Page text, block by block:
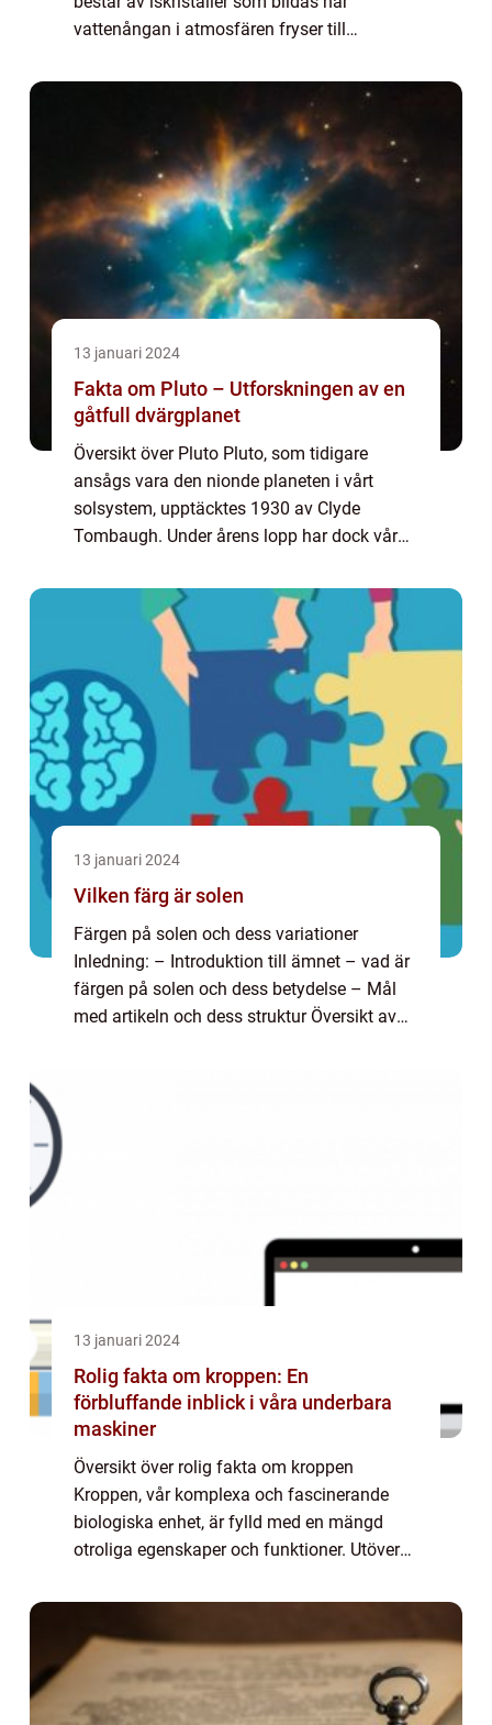
vattenångan i atmosfären fryser till
har fascinerat människor i århundraden och
13 januari 2024
Fakta om Pluto – Utforskningen av en
gåtfull dvärgplanet
Översikt över Pluto Pluto, som tidigare
ansågs vara den nionde planeten i vårt
solsystem, upptäcktes 1930 av Clyde
Tombaugh. Under årens lopp har dock vår
betraktas den som en dvärgplanet. Pluto är
den största...
13 januari 2024
Vilken färg är solen
Färgen på solen och dess variationer
Inledning: – Introduktion till ämnet – vad är
färgen på solen och dess betydelse – Mål
med artikeln och dess struktur Översikt av
13 januari 2024
Rolig fakta om kroppen: En
förbluffande inblick i våra underbara
maskiner
Översikt över rolig fakta om kroppen
Kroppen, vår komplexa och fascinerande
biologiska enhet, är fylld med en mängd
otroliga egenskaper och funktioner. Utöver
organ och dess funktioner, finns det också
en...